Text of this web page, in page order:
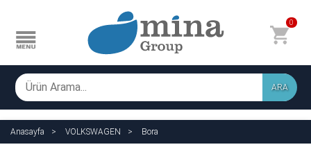
0
ARA
Anasayfa VOLKSWAGEN Bora